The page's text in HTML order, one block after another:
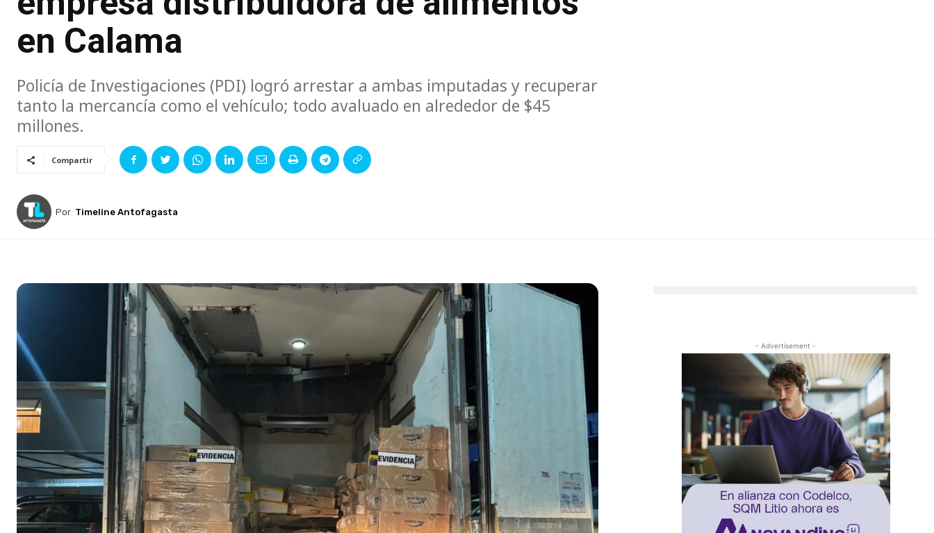
en Calama
Policía de Investigaciones (PDI) logró arrestar a ambas imputadas y recuperar
tanto la mercancía como el vehículo; todo avaluado en alrededor de $45
millones.
Compartir
Por Timeline Antofagasta
- Advertisement -